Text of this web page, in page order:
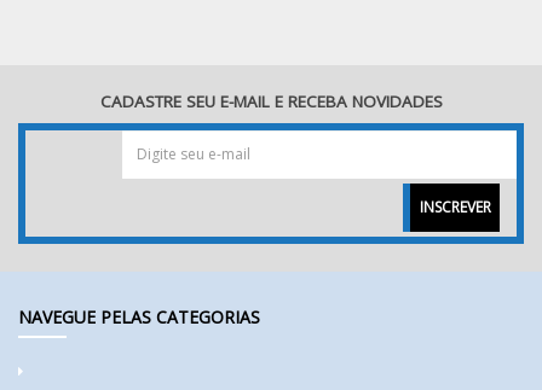
CADASTRE SEU E-MAIL E RECEBA NOVIDADES
INSCREVER
NAVEGUE PELAS CATEGORIAS